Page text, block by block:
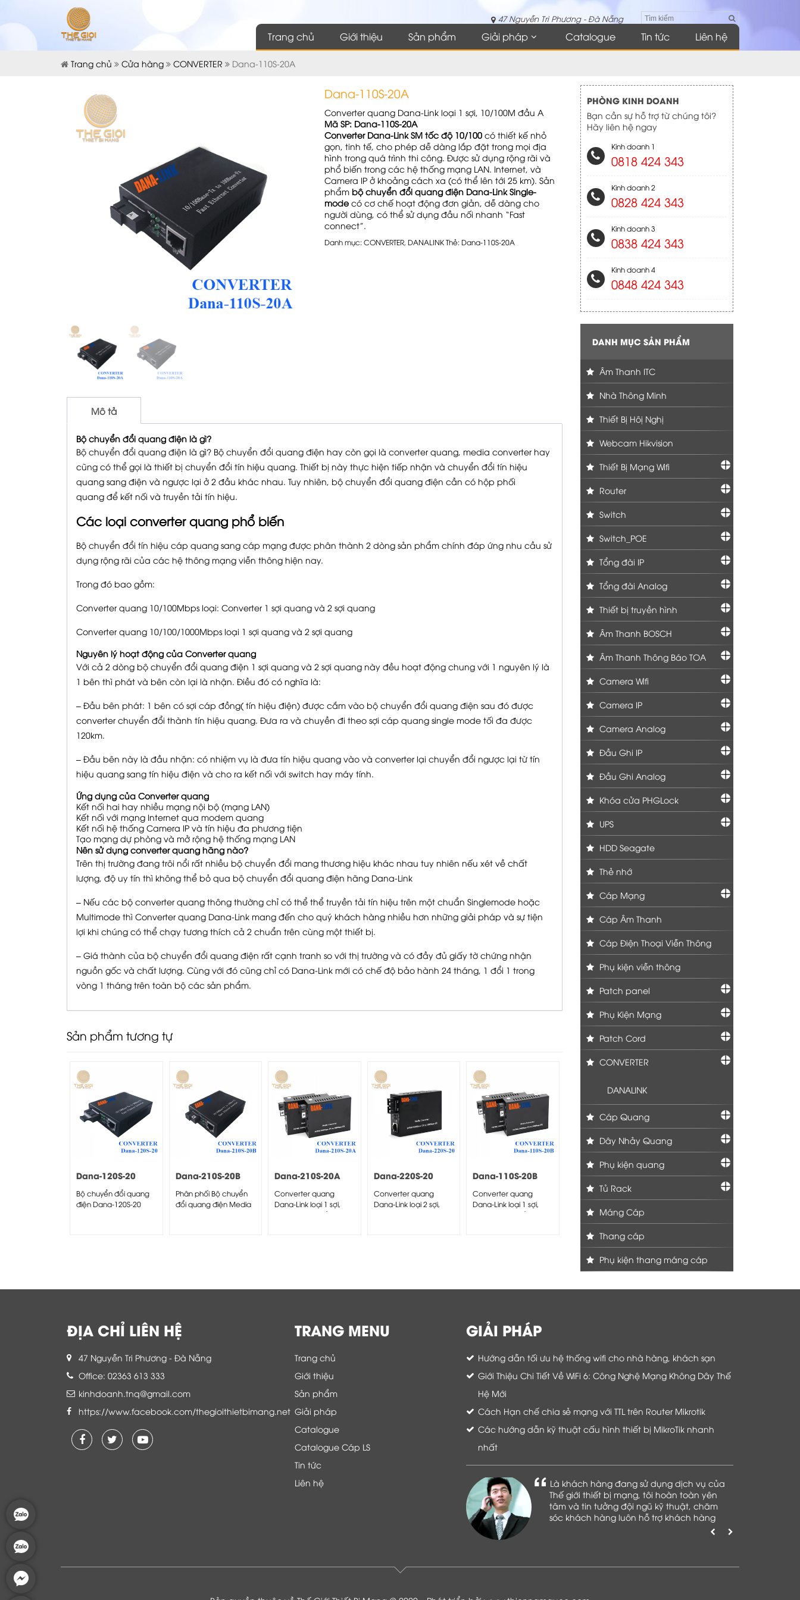
47 Nguyễn Tri Phương - Đà Nẵng
Trang chủ Giới thiệu Sản phẩm Giải pháp Catalogue Tin tức Liên hệ
Trang chủ Cửa hàng CONVERTER Dana-110S-20A
Dana-110S-20A
Converter quang Dana-Link loại 1 sợi, 10/100M đầu A
Mã SP: Dana-110S-20A
Converter Dana-Link SM tốc độ 10/100có thiết kế nhỏ
gọn, tinh tế, cho phép dễ dàng lắp đặt trong mọi địa
hình trong quá trình thi công. Được sử dụng rộng rãi và
phổ biến trong các hệ thống mạng LAN. Internet, và
Camera IP ở khoảng cách xa (có thể lên tới 25 km). Sản
phẩm bộ chuyển đổi quang điện Dana-Link Single-
modecó cơ chế hoạt động đơn giản, dễ dàng cho
người dùng, có thể sử dụng đầu nối nhanh “Fast
connect”.
Danh mục:CONVERTER, DANALINKThẻ:Dana-110S-20A
Mô tả
Bộ chuyển đổi quang điện là gì?
Bộ chuyển đổi quang điện là gì? Bộ chuyển đổi quang điện hay còn gọi là converter quang, media converter hay
cũng có thể gọi là thiết bị chuyển đổi tín hiệu quang. Thiết bị này thực hiện tiếp nhận và chuyển đổi tín hiệu
quang sang điện và ngược lại ở 2 đầu khác nhau. Tuy nhiên, bộ chuyển đổi quang điện cần có hộp phối
quang để kết nối và truyền tải tín hiệu.
Các loại converter quang phổ biến
Bộ chuyển đổi tín hiệu cáp quang sang cáp mạng được phân thành 2 dòng sản phẩm chính đáp ứng nhu cầu sử
dụng rộng rãi của các hệ thông mạng viễn thông hiện nay.
Trong đó bao gồm:
Converter quang 10/100Mbps loại: Converter 1 sợi quang và 2 sợi quang
Converter quang 10/100/1000Mbps loại 1 sợi quang và 2 sợi quang
Nguyên lý hoạt động của Converter quang
Với cả 2 dòng bộ chuyển đổi quang điện 1 sợi quang và 2 sợi quang này đều hoạt động chung với 1 nguyên lý là
1 bên thì phát và bên còn lại là nhận. Điều đó có nghĩa là:
– Đầu bên phát: 1 bên có sợi cáp đồng( tín hiệu điện) được cắm vào bộ chuyển đổi quang điện sau đó được
converter chuyển đổi thành tín hiệu quang. Đưa ra và chuyền đi theo sợi cáp quang single mode tối đa được
120km.
– Đầu bên này là đầu nhận: có nhiệm vụ là đưa tín hiệu quang vào và converter lại chuyển đổi ngược lại từ tín
hiệu quang sang tín hiệu điện và cho ra kết nối với switch hay máy tính.
Ứng dụng của Converter quang
Kết nối hai hay nhiều mạng nội bộ (mạng LAN)
Kết nối với mạng Internet qua modem quang
Kết nối hệ thống Camera IP và tín hiệu đa phương tiện
Tạo mạng dự phòng và mở rộng hệ thống mạng LAN
Nên sử dụng converter quang hãng nào?
Trên thị trường đang trôi nổi rất nhiều bộ chuyển đổi mang thương hiệu khác nhau tuy nhiên nếu xét về chất
lượng, độ uy tín thì không thể bỏ qua bộ chuyển đổi quang điện hãng Dana-Link
– Nếu các bộ converter quang thông thường chỉ có thể thể truyền tải tín hiệu trên một chuẩn Singlemode hoặc
Multimode thì Converter quang Dana-Link mang đến cho quý khách hàng nhiều hơn những giải pháp và sự tiện
lợi khi chúng có thể chạy tương thích cả 2 chuẩn trên cùng một thiết bị.
– Giá thành của bộ chuyển đổi quang điện rất cạnh tranh so với thị trường và có đầy đủ giấy tờ chứng nhận
nguồn gốc và chất lượng. Cùng với đó cũng chỉ có Dana-Link mới có chế độ bảo hành 24 tháng, 1 đổi 1 trong
vòng 1 tháng trên toàn bộ các sản phẩm.
Sản phẩm tương tự
Dana-120S-20
Bộ chuyển đổi quang
điện Dana-120S-20
Dana-210S-20B
Phân phối Bộ chuyển
đổi quang điện Media
Dana-210S-20A
Converter quang
Dana-Link loại 1 sợi,
10/100/1000 đầu A
Dana-220S-20
Converter quang
Dana-Link loại 2 sợi,
Dana-110S-20B
Converter quang
Dana-Link loại 1 sợi,
10/100/1000 đầu B
PHÒNG KINH DOANH
Bạn cần sự hỗ trợ từ chúng tôi?
Hãy liên hệ ngay
Kinh doanh 1
0818 424 343
Kinh doanh 2
0828 424 343
Kinh doanh 3
0838 424 343
Kinh doanh 4
0848 424 343
DANH MỤC SẢN PHẨM
Âm Thanh ITC
Nhà Thông Minh
Thiết Bị Hôị Nghị
Webcam Hikvision
Thiết Bị Mạng Wifi
Router
Switch
Switch_POE
Tổng đài IP
Tổng đài Analog
Thiết bị truyền hình
Âm Thanh BOSCH
Âm Thanh Thông Báo TOA
Camera Wifi
Camera IP
Camera Analog
Đầu Ghi IP
Đầu Ghi Analog
Khóa cửa PHGLock
UPS
HDD Seagate
Thẻ nhớ
Cáp Mạng
Cáp Âm Thanh
Cáp Điện Thoại Viễn Thông
Phụ kiện viễn thông
Patch panel
Phụ Kiện Mạng
Patch Cord
CONVERTER
DANALINK
Cáp Quang
Dây Nhảy Quang
Phụ kiện quang
Tủ Rack
Máng Cáp
Thang cáp
Phụ kiện thang máng cáp
ĐỊA CHỈ LIÊN HỆ
47 Nguyễn Tri Phương - Đà Nẵng
Office: 02363 613 333
kinhdoanh.tnq@gmail.com
https://www.facebook.com/thegioithietbimang.net
TRANG MENU
Trang chủ
Giới thiệu
Sản phẩm
Giải pháp
Catalogue
Catalogue Cáp LS
Tin tức
Liên hệ
GIẢI PHÁP
Hướng dẫn tối ưu hệ thống wifi cho nhà hàng, khách sạn
Giới Thiệu Chi Tiết Về WiFi 6: Công Nghệ Mạng Không Dây Thế
Hệ Mới
Cách Hạn chế chia sẻ mạng với TTL trên Router Mikrotik
Các hướng dẫn kỹ thuật cấu hình thiết bị MikroTik nhanh
nhất
tâm và tin tưởng đội ngũ kỹ thuật, chăm
sóc khách hàng luôn hỗ trợ khách hàng
Là khách hàng đang sử dụng dịch vụ của
Là khách hàng đang sử dụng dịch vụ của
Thế giới thiết bị mạng, tôi hoàn toàn yên
tâm và tin tưởng đội ngũ kỹ thuật, chăm
sóc khách hàng luôn hỗ trợ khách hàng